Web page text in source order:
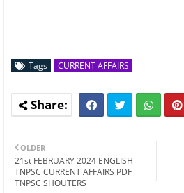
Tags CURRENT AFFAIRS
OLDER
21st FEBRUARY 2024 ENGLISH
TNPSC CURRENT AFFAIRS PDF
TNPSC SHOUTERS